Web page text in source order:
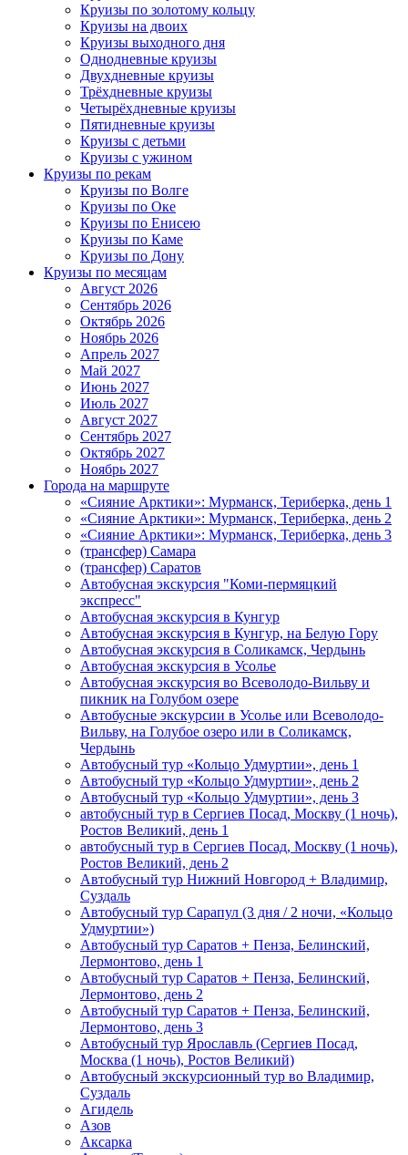
Круизы по золотому кольцу
Круизы на двоих
Круизы выходного дня
Однодневные круизы
Двухдневные круизы
Трёхдневные круизы
Четырёхдневные круизы
Пятидневные круизы
Круизы с детьми
Круизы с ужином
Круизы по рекам
Круизы по Волге
Круизы по Оке
Круизы по Енисею
Круизы по Каме
Круизы по Дону
Круизы по месяцам
Август 2026
Сентябрь 2026
Октябрь 2026
Ноябрь 2026
Апрель 2027
Май 2027
Июнь 2027
Июль 2027
Август 2027
Сентябрь 2027
Октябрь 2027
Ноябрь 2027
Города на маршруте
«Сияние Арктики»: Мурманск, Териберка, день 1
«Сияние Арктики»: Мурманск, Териберка, день 2
«Сияние Арктики»: Мурманск, Териберка, день 3
(трансфер) Самара
(трансфер) Саратов
Автобусная экскурсия "Коми-пермяцкий
экспресс"
Автобусная экскурсия в Кунгур
Автобусная экскурсия в Кунгур, на Белую Гору
Автобусная экскурсия в Соликамск, Чердынь
Автобусная экскурсия в Усолье
Автобусная экскурсия во Всеволодо-Вильву и
пикник на Голубом озере
Автобусные экскурсии в Усолье или Всеволодо-
Вильву, на Голубое озеро или в Соликамск,
Чердынь
Автобусный тур «Кольцо Удмуртии», день 1
Автобусный тур «Кольцо Удмуртии», день 2
Автобусный тур «Кольцо Удмуртии», день 3
автобусный тур в Сергиев Посад, Москву (1 ночь),
Ростов Великий, день 1
автобусный тур в Сергиев Посад, Москву (1 ночь),
Ростов Великий, день 2
Автобусный тур Нижний Новгород + Владимир,
Суздаль
Автобусный тур Сарапул (3 дня / 2 ночи, «Кольцо
Удмуртии»)
Автобусный тур Саратов + Пенза, Белинский,
Лермонтово, день 1
Автобусный тур Саратов + Пенза, Белинский,
Лермонтово, день 2
Автобусный тур Саратов + Пенза, Белинский,
Лермонтово, день 3
Автобусный тур Ярославль (Сергиев Посад,
Москва (1 ночь), Ростов Великий)
Автобусный экскурсионный тур во Владимир,
Суздаль
Агидель
Азов
Аксарка